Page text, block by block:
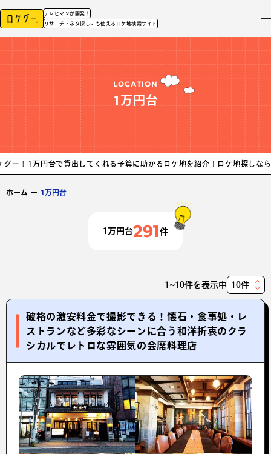
テレビマンが開発！
リサーチ・ネタ探しにも使えるロケ地検索サイト
LOCATION
1万円台
で貸出してくれる予算に助かるロケ地を紹介！ロケ地探しなら、ロケグー！
ホーム ー 1万円台
1万円台291件
1~10件を表示中
表
件
数
破格の激安料金で撮影できる！懐石・食事処・レ
ストランなど多彩なシーンに合う和洋折衷のクラ
シカルでレトロな雰囲気の会席料理店